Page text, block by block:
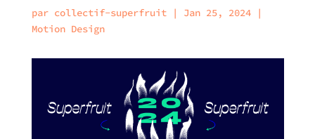
par collectif-superfruit| Jan 25, 2024|
Motion Design